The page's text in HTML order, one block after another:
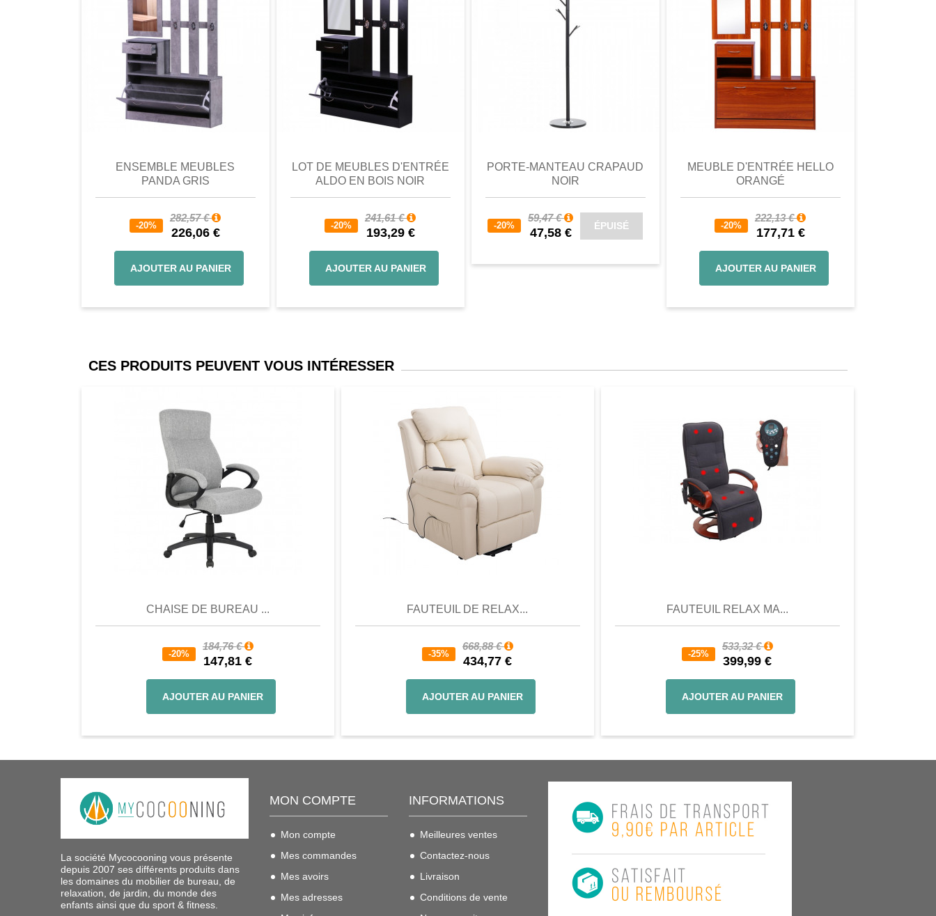
ENSEMBLE MEUBLES
PANDA GRIS
-20%
282,57 €
226,06 €
AJOUTER AU PANIER
Favori
LOT DE MEUBLES D'ENTRÉE
ALDO EN BOIS NOIR
-20%
241,61 €
193,29 €
AJOUTER AU PANIER
Favori aperçu
PORTE-MANTEAU CRAPAUD
NOIR
-20%
59,47 €
47,58 €
ÉPUISÉ
Favori
MEUBLE D'ENTRÉE HELLO
ORANGÉ
-20%
222,13 €
177,71 €
AJOUTER AU PANIER
Favori comparer
CES PRODUITS PEUVENT VOUS INTÉRESSER
CHAISE DE BUREAU ...
-20%
184,76 €
147,81 €
AJOUTER AU PANIER
Favori
FAUTEUIL DE RELAX...
-35%
668,88 €
434,77 €
AJOUTER AU PANIER
Favori
FAUTEUIL RELAX MA...
-25%
533,32 €
399,99 €
AJOUTER AU PANIER
La société Mycocooning vous présente
depuis 2007 ses différents produits dans
les domaines du mobilier de bureau, de
relaxation, de jardin, du monde des
enfants ainsi que du sport & fitness.
MON COMPTE
Mon compte
Mes commandes
Mes avoirs
Mes adresses
INFORMATIONS
Meilleures ventes
Contactez-nous
Livraison
Conditions de vente